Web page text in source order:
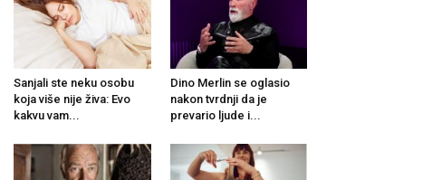
Sanjali ste neku osobu
koja više nije živa: Evo
kakvu vam...
Dino Merlin se oglasio
nakon tvrdnji da je
prevario ljude i...